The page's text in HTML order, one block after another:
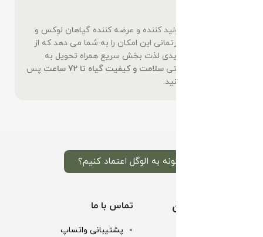
به عنوان تولید کننده و عرضه کننده گیاهان لوکس و
خاص زینتی و آپارتمانی این امکان را به شما می دهد که از
هر جای کشور، خریدی لذت بخش سریع همراه تحویل به
موقع در کنار گارانتی سلامت و کیفیت گیاه تا 72 ساعت
پس
از تحویل تجربه کنید.
چگونه به الوگل اعتماد کنیم؟
خدمات مشتریان تماس با ما
پشتیبانی واتساپ